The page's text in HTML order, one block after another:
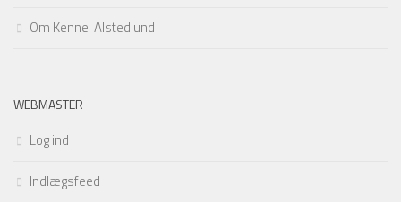
Om Kennel Alstedlund
WEBMASTER
Log ind
Indlægsfeed